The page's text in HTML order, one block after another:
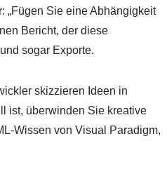
„Fügen Sie eine Abhängigkeit
Bericht, der diese
sogar Exporte.
skizzieren Ideen in
ist, überwinden Sie kreative
Wissen von Visual Paradigm,